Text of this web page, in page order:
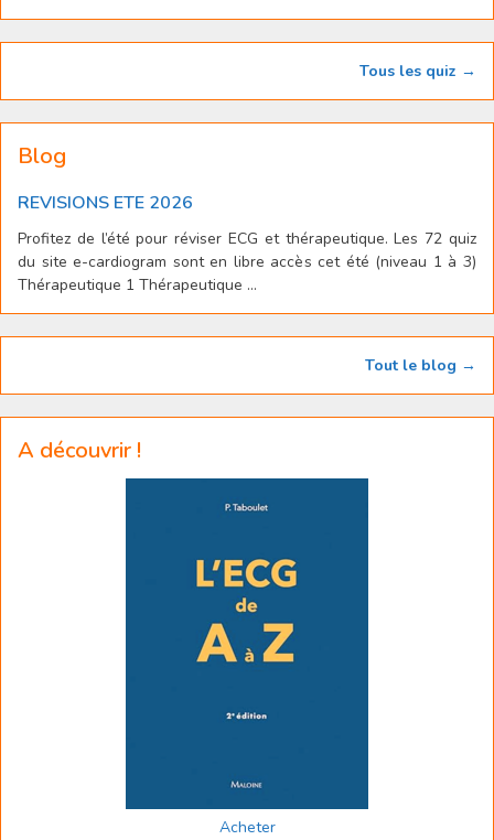
Tous les quiz →
Blog
REVISIONS ETE 2026
Profitez de l’été pour réviser ECG et thérapeutique. Les 72 quiz
du site e-cardiogram sont en libre accès cet été (niveau 1 à 3)
Thérapeutique 1 Thérapeutique ...
Tout le blog →
A découvrir !
Acheter